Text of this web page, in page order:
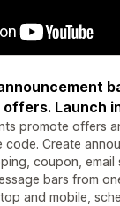
Launch
promote offers
Create
coupon, email
bars from
and mobile,